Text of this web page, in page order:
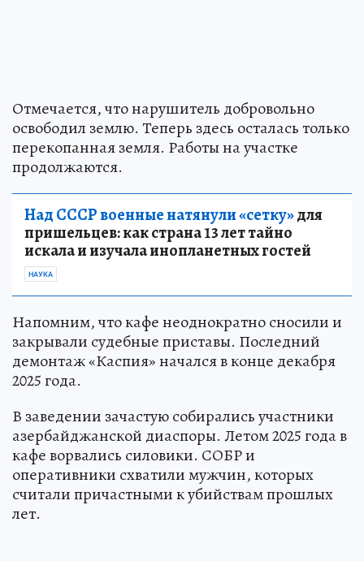
Отмечается, что нарушитель добровольно
освободил землю. Теперь здесь осталась только
перекопанная земля. Работы на участке
продолжаются.
Над СССР военные натянули «сетку»для
пришельцев: как страна 13 лет тайно
искала и изучала инопланетных гостей
НАУКА
Напомним, что кафе неоднократно сносили и
закрывали судебные приставы. Последний
демонтаж «Каспия» начался в конце декабря
2025 года.
В заведении зачастую собирались участники
азербайджанской диаспоры. Летом 2025 года в
кафе ворвались силовики. СОБР и
оперативники схватили мужчин, которых
считали причастными к убийствам прошлых
лет.